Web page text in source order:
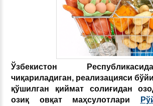
Ўзбекистон
чиқариладиган, реализацияси
қўшилган қиймат солиғидан
озиқ овқат маҳсулотлари